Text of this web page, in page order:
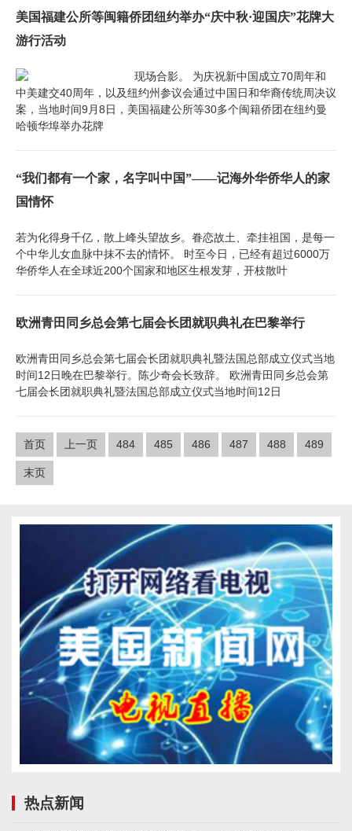
美国福建公所等闽籍侨团纽约举办“庆中秋·迎国庆”花牌大
游行活动
现场合影。 为庆祝新中国成立70周年和
中美建交40周年，以及纽约州参议会通过中国日和华裔传统周决议
案，当地时间9月8日，美国福建公所等30多个闽籍侨团在纽约曼
哈顿华埠举办花牌
“我们都有一个家，名字叫中国”——记海外华侨华人的家
国情怀
若为化得身千亿，散上峰头望故乡。眷恋故土、牵挂祖国，是每一
个中华儿女血脉中抹不去的情怀。 时至今日，已经有超过6000万
华侨华人在全球近200个国家和地区生根发芽，开枝散叶
欧洲青田同乡总会第七届会长团就职典礼在巴黎举行
欧洲青田同乡总会第七届会长团就职典礼暨法国总部成立仪式当地
时间12日晚在巴黎举行。陈少奇会长致辞。 欧洲青田同乡总会第
七届会长团就职典礼暨法国总部成立仪式当地时间12日
首页 上一页 484 485 486 487 488 489
末页
热点新闻